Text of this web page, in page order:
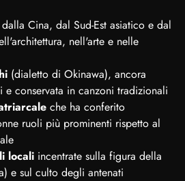
dalla Cina, dal Sud-Est asiatico e dal
nell'arte e nelle
(dialetto di Okinawa), ancora
e conservata in canzoni tradizionali
che ha conferito
ruoli più prominenti rispetto al
locali incentrate sulla figura della
e sul culto degli antenati